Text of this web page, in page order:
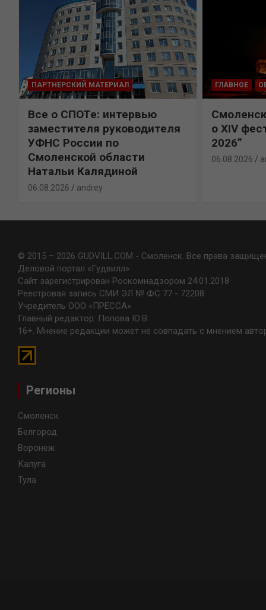
ПАРТНЕРСКИЙ МАТЕРИАЛ
Все о СПОТе: интервью
заместителя руководителя
УФНС России по
Смоленской области
Натальи Калядиной
06.08.2026 andrey
ГЛАВНОЕ
о XIV
2026”
06.08.2026
© 2015 – 2026 GUDVILL.COM - Смоленск. Все права
Деловой портал «Гудвилл»
Сайт зарегистрирован Роскомнадзором 24.01.2018
Реестровая запись СМИ ЭЛ № ФС 77 - 72208
Учредитель ООО «ПРЕССА»
Главный редактор: Попова Ю.В.
16+. Мнение редакции может не совпадать с мнением
Регионы
Смоленск
Белгород
Воронеж
Калуга
Тула